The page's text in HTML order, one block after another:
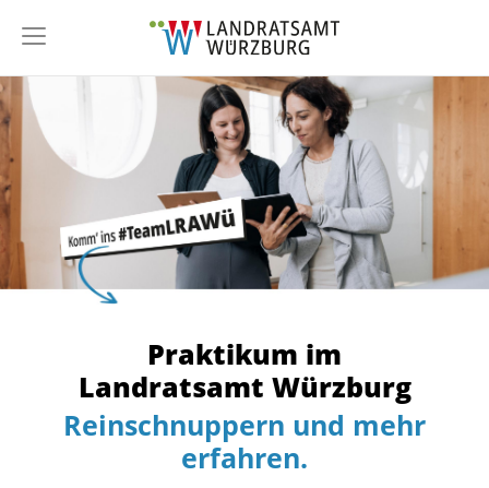
Praktikum im
Landratsamt Würzburg
Reinschnuppern und mehr
erfahren.